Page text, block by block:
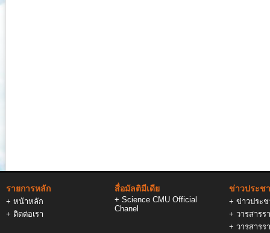
รายการหลัก
+ หน้าหลัก
+ ติดต่อเรา
สื่อมัลติมีเดีย
+ Science CMU Official
Chanel
ข่าวประช
+ ข่าวประ
+ วารสารร
+ วารสารร